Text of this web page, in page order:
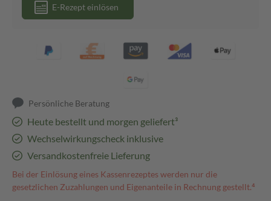
E-Rezept einlösen
Persönliche Beratung
Heute bestellt und morgen geliefert³
Wechselwirkungscheck inklusive
Versandkostenfreie Lieferung
Bei der Einlösung eines Kassenrezeptes werden nur die
gesetzlichen Zuzahlungen und Eigenanteile in Rechnung gestellt.⁴